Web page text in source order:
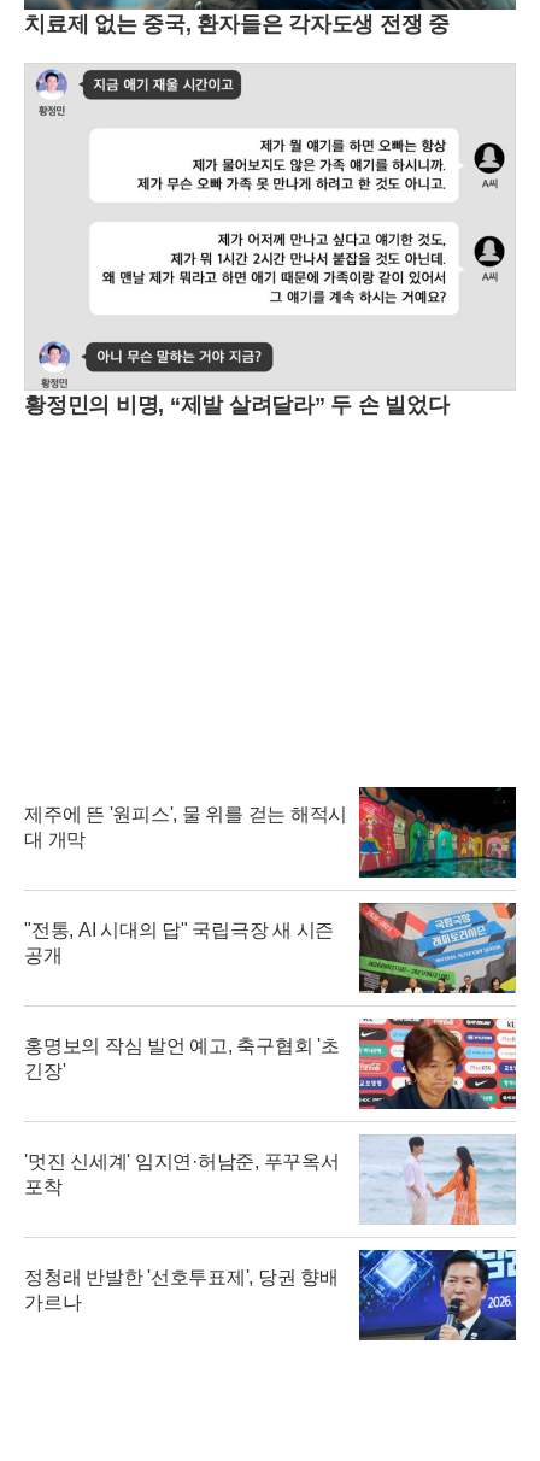
치료제 없는 중국, 환자들은 각자도생 전쟁 중
황정민의 비명, “제발 살려달라” 두 손 빌었다
제주에 뜬 '원피스', 물 위를 걷는 해적시
대 개막
"전통, AI 시대의 답" 국립극장 새 시즌
공개
홍명보의 작심 발언 예고, 축구협회 '초
긴장'
'멋진 신세계' 임지연·허남준, 푸꾸옥서
포착
정청래 반발한 '선호투표제', 당권 향배
가르나